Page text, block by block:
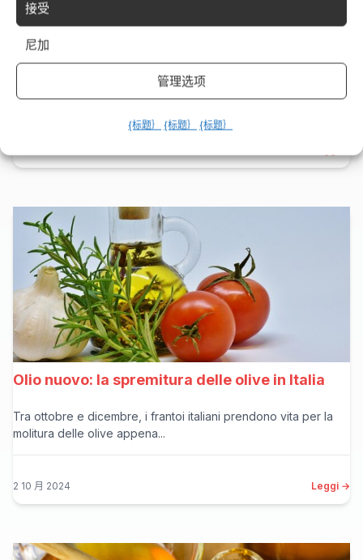
接受
尼加
管理选项
{标题｝ {标题｝ {标题｝
意大利地方甜点：传统与历史的美食之旅
I dolci regionali italiani, un patrimonio di gusto e tradizione
L’Italia è una terra di...
Olio nuovo: la spremitura delle olive in Italia
Tra ottobre e dicembre, i frantoi italiani prendono vita per la
molitura delle olive appena...
2 10 月 2024 Leggi →